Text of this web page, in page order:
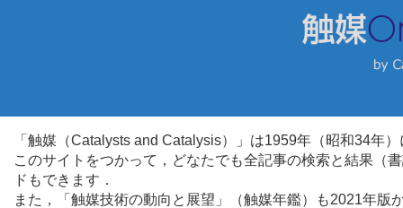
「触媒（Catalysts and Catalysis）」は1959年（昭和34年
このサイトをつかって，どなたでも全記事の検索と結果（
ドもできます．
また，「触媒技術の動向と展望」（触媒年鑑）も2021年